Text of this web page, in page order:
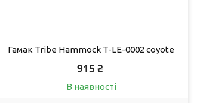
Гамак Tribe Hammock T-LE-0002 coyote
915 ₴
В наявності